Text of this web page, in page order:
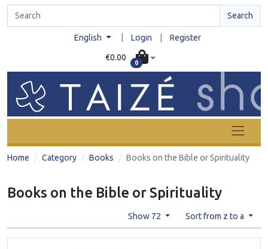
Search
English Login Register
€0.00
0
Home Category Books Books on the Bible or Spirituality
Books on the Bible or Spirituality
Show 72 Sort from z to a